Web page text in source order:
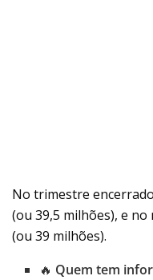
No trimestre
(ou 39,5 milhões), e no
(ou 39 milhões).
🔥 Quem tem